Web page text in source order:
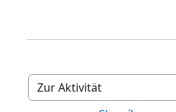
Zur Aktivität